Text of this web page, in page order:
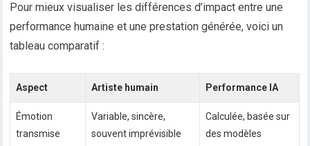
Pour mieux visualiser les différences d’impact entre une
performance humaine et une prestation générée, voici un
tableau comparatif :
Aspect Artiste humain Performance IA
Émotion
transmise
Variable, sincère,
souvent imprévisible
Calculée, basée sur
des modèles